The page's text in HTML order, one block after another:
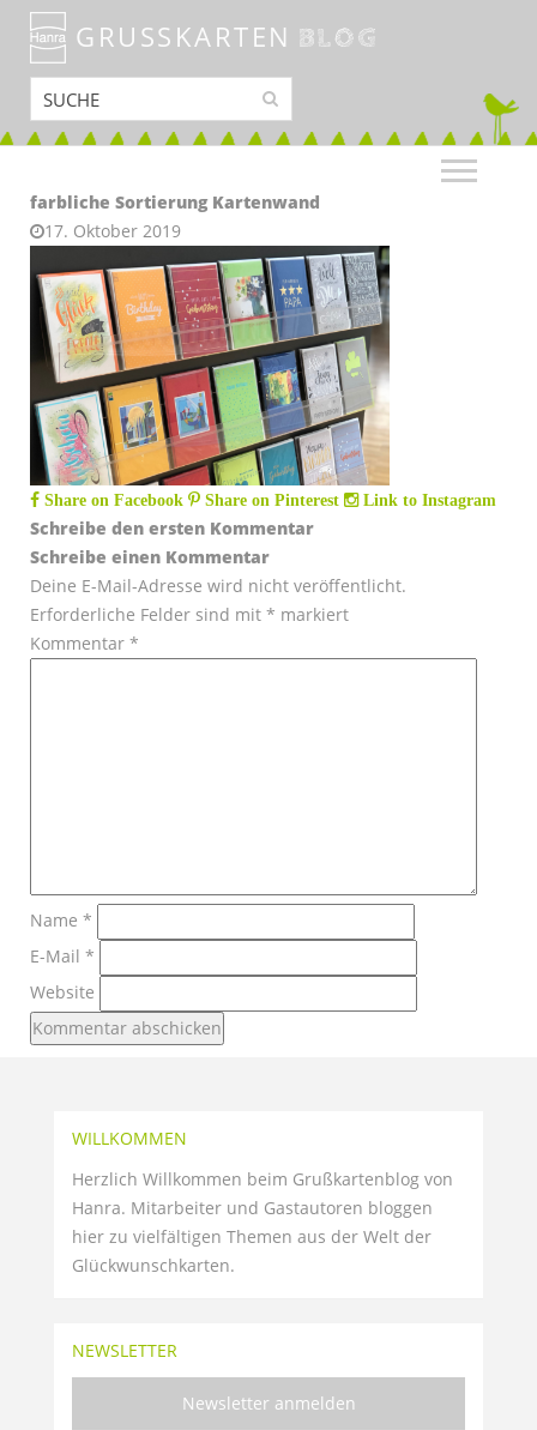
GRUSSKARTEN BLOG
farbliche Sortierung Kartenwand
17. Oktober 2019
Share on Facebook Share on Pinterest Link to Instagram
Schreibe den ersten Kommentar
Schreibe einen Kommentar
Deine E-Mail-Adresse wird nicht veröffentlicht.
Erforderliche Felder sind mit * markiert
Kommentar *
Name *
E-Mail *
Website
WILLKOMMEN
Herzlich Willkommen beim Grußkartenblog von
Hanra. Mitarbeiter und Gastautoren bloggen
hier zu vielfältigen Themen aus der Welt der
Glückwunschkarten.
NEWSLETTER
Newsletter anmelden